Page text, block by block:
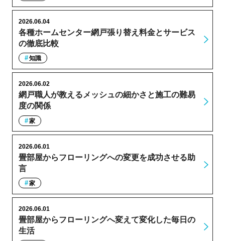
各種ホームセンター網戸張り替え料金とサービス
の徹底比較
2026.06.04
知識
網戸職人が教えるメッシュの細かさと施工の難易
度の関係
2026.06.02
家
畳部屋からフローリングへの変更を成功させる助
言
2026.06.01
家
畳部屋からフローリングへ変えて変化した毎日の
生活
2026.06.01